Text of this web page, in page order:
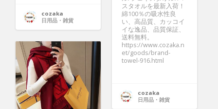
cozaka
日用品・雑貨
スタオルを最新入荷！
綿100％の吸水性良
い、高品質、カッコイ
イな逸品、品質保証、
送料無料。
https://www.cozaka.n
et/goods/brand-
towel-916.html
cozaka
日用品・雑貨